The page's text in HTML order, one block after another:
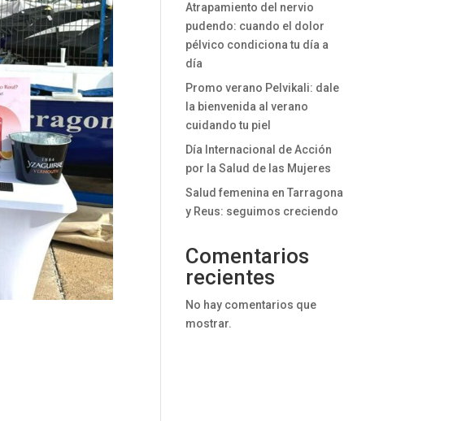
Atrapamiento del nervio
pudendo: cuando el dolor
pélvico condiciona tu día a
día
Promo verano Pelvikali: dale
la bienvenida al verano
cuidando tu piel
Día Internacional de Acción
por la Salud de las Mujeres
Salud femenina en Tarragona
y Reus: seguimos creciendo
Comentarios
recientes
No hay comentarios que
mostrar.